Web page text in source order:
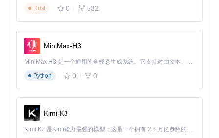
源码编译自定义版本
git clone
编译环境要求：
Visual Studio 2019及以上版本
Windows 10 SDK (10.0.19041.0或更高)
.NET Framework 4.8开发工具
Rust
0 532
MiniMax-H3
MiniMax H3 是一个通用的全模态生成系统。它支持对由文本、图像、视频和音频组成的多模态上下文进行统一理解，并能生成分辨率高达 2K、时长可达 15 秒的带原生立体声音频的视频。得益于面向任务泛化的系统设计，H3 在预训练阶段就已具备广泛的多模态上下文理解与生成能力，能够出色地执行复杂的多模态指令。
Python
0 0
Kimi-K3
Kimi K3 是Kimi能力最强的模型：这是一个拥有 2.8 万亿参数的混合专家（MoE）模型，具备原生视觉理解能力，并支持 100 万 token 的上下文窗口。